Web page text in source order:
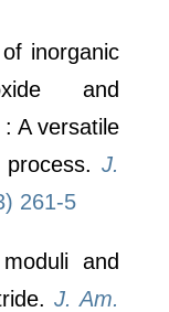
inorganic
and
A versatile
process.J.
261-5
and
J. Am.